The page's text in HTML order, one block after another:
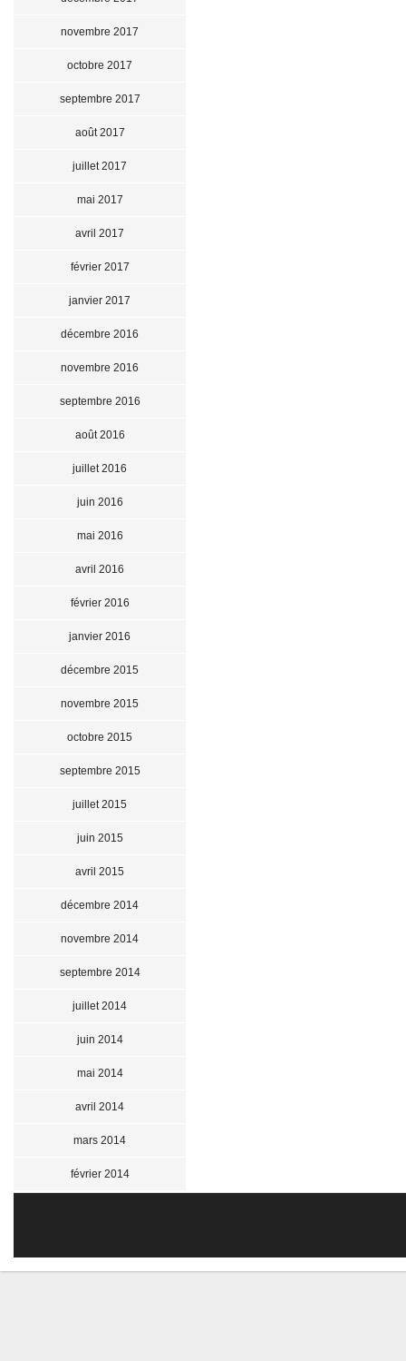
novembre 2017
octobre 2017
septembre 2017
août 2017
juillet 2017
mai 2017
avril 2017
février 2017
janvier 2017
décembre 2016
novembre 2016
septembre 2016
août 2016
juillet 2016
juin 2016
mai 2016
avril 2016
février 2016
janvier 2016
décembre 2015
novembre 2015
octobre 2015
septembre 2015
juillet 2015
juin 2015
avril 2015
décembre 2014
novembre 2014
septembre 2014
juillet 2014
juin 2014
mai 2014
avril 2014
mars 2014
février 2014